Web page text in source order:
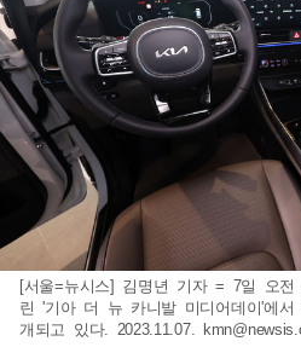
[서울=뉴시스] 김명년 기자 = 7일 오
린 '기아 더 뉴 카니발 미디어데이'에
개되고 있다. 2023.11.07.